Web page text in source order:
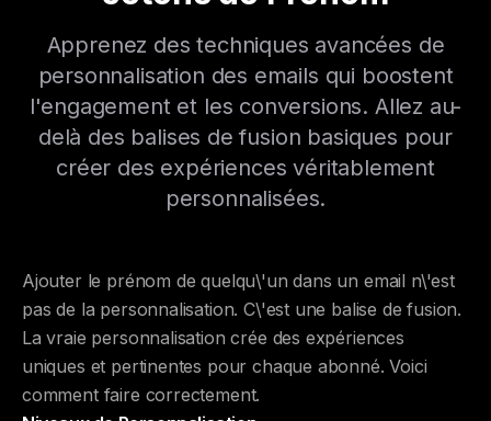
Apprenez des techniques avancées de
personnalisation des emails qui boostent
l'engagement et les conversions. Allez au-
delà des balises de fusion basiques pour
créer des expériences véritablement
personnalisées.
Ajouter le prénom de quelqu\'un dans un email n\'est
pas de la personnalisation. C\'est une balise de fusion.
La vraie personnalisation crée des expériences
uniques et pertinentes pour chaque abonné. Voici
comment faire correctement.